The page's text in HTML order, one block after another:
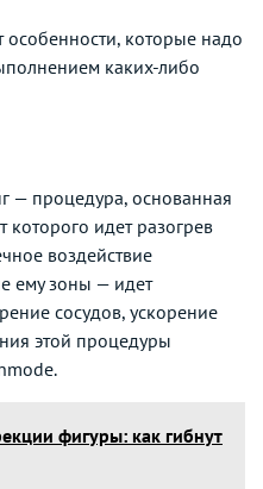
которые надо
каких-либо
— процедура, основанная
которого идет разогрев
воздействие
ему зоны — идет
сосудов, ускорение
этой процедуры
фигуры: как гибнут